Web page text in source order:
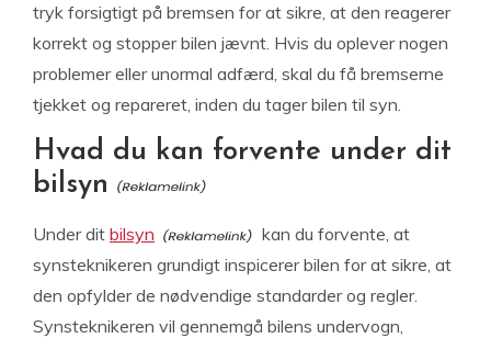
tryk forsigtigt på bremsen for at sikre, at den reagerer
korrekt og stopper bilen jævnt. Hvis du oplever nogen
problemer eller unormal adfærd, skal du få bremserne
tjekket og repareret, inden du tager bilen til syn.
Hvad du kan forvente under dit
bilsyn
Under dit bilsyn
kan du forvente, at
synsteknikeren grundigt inspicerer bilen for at sikre, at
den opfylder de nødvendige standarder og regler.
Synsteknikeren vil gennemgå bilens undervogn,